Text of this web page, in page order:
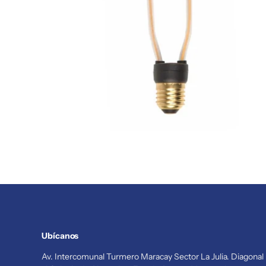
Ubícanos
Av. Intercomunal Turmero Maracay Sector La Julia. Diagonal